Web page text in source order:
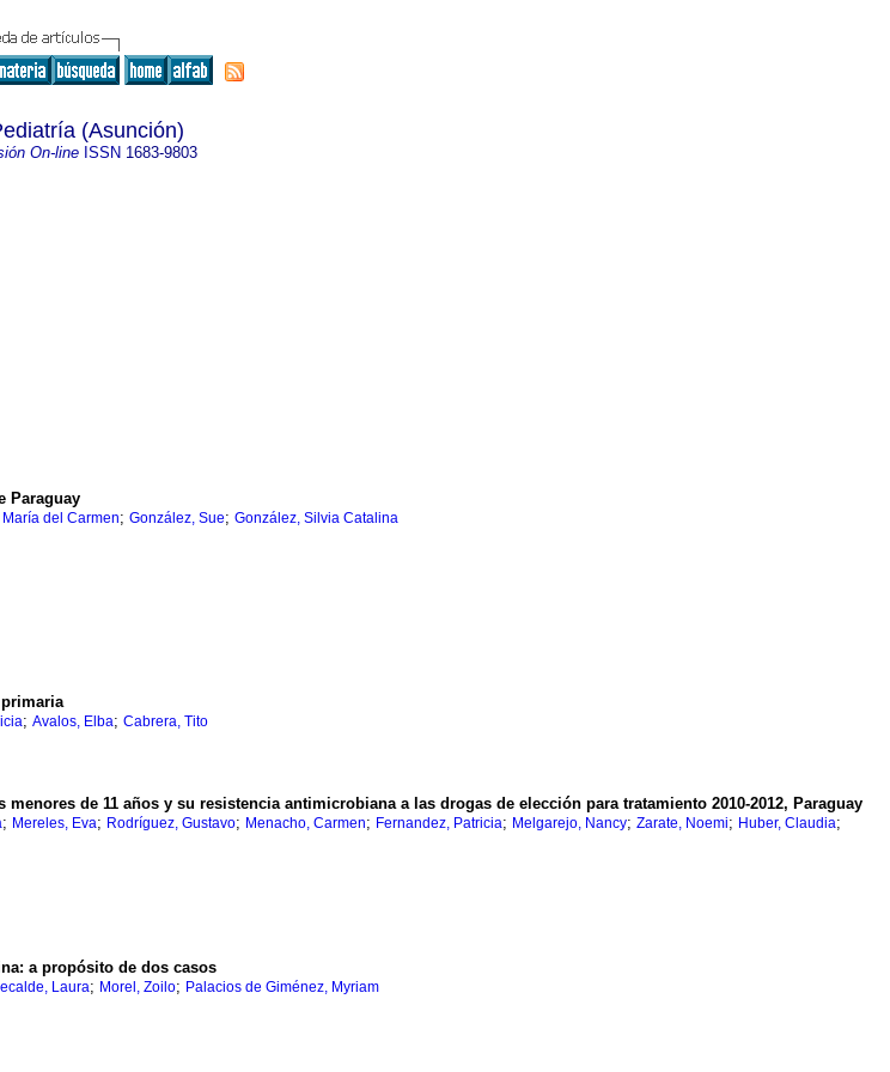
(Asunción)
On-line ISSN 1683-9803
Paraguay
del Carmen; González, Sue; González, Silvia Catalina
; Avalos, Elba; Cabrera, Tito
de 11 años y su resistencia antimicrobiana a las drogas de elección para tratamiento 2010-2012, Paraguay
; Mereles, Eva; Rodríguez, Gustavo; Menacho, Carmen; Fernandez, Patricia; Melgarejo, Nancy; Zarate, Noemi; Huber, Claudia;
a propósito de dos casos
Laura; Morel, Zoilo; Palacios de Giménez, Myriam